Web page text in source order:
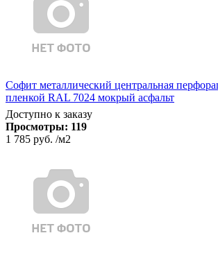
Софит металлический центральная
пленкой RAL 7024 мокрый асфальт
Доступно к заказу
Просмотры: 119
1 785 руб. /м2